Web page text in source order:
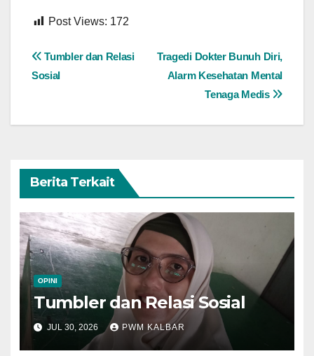
Post Views: 172
Navigasi
Tragedi Dokter Bunuh Diri,
Alarm Kesehatan Mental
Tenaga Medis
Tumbler dan Relasi
Sosial
Berita Terkait
OPINI
Tumbler dan Relasi Sosial
JUL 30, 2026 PWM KALBAR